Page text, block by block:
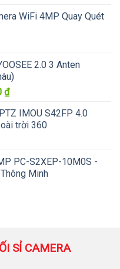
WiFi 4MP Quay Quét
2.0 3 Anten
₫.
₫Giá
tại
là:
IMOU S42FP 4.0
trời 360
PC-S2XEP-10M0S -
Minh
SỈ CAMERA